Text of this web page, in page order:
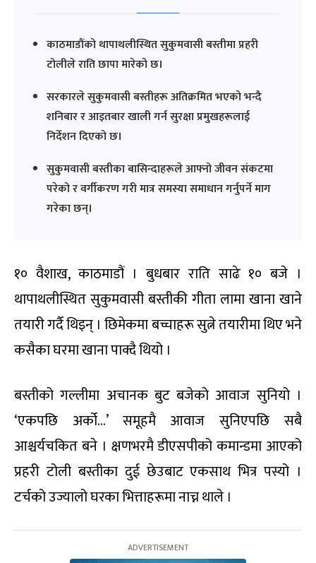
काठमाडौंको थापाथलीस्थित सुकुमवासी बस्तीमा प्रहरी
टोलीले राति छापा मारेको छ।
सरकारले सुकुमवासी बस्तीहरू अतिक्रमित भएको भन्दै
शनिबार र आइतबार खाली गर्न सुरक्षा प्रमुखहरूलाई
निर्देशन दिएको छ।
सुकुमवासी बस्तीका बासिन्दाहरूले आफ्नो जीवन संकटमा
परेको र वर्गीकरण गरी मात्र समस्या समाधान गर्नुपर्ने माग
गरेका छन्।
१० वैशाख, काठमाडौं । बुधबार राति साढे १० बजे ।
थापाथलीस्थित सुकुमवासी बस्तीकी गीता लामा खाना खाने
तयारी गर्दै थिइन् । छिमेकमा बच्चाहरू सुत्ने तयारीमा थिए भने
कसैका घरमा खाना पाक्दै थियो ।
बस्तीको गल्लीमा अचानक बुट बजेको आवाज सुनियो ।
‘एकपछि अर्को…’ समूहमै आवाज सुनिएपछि सबै
आश्चर्यचकित बने । क्षणभरमै डीएसपीको कमान्डमा आएको
प्रहरी टोली बस्तीका दुई छेउबाट एकसाथ भित्र पस्यो ।
टर्चको उज्यालो घरका भित्ताहरूमा नाच्न थाले ।